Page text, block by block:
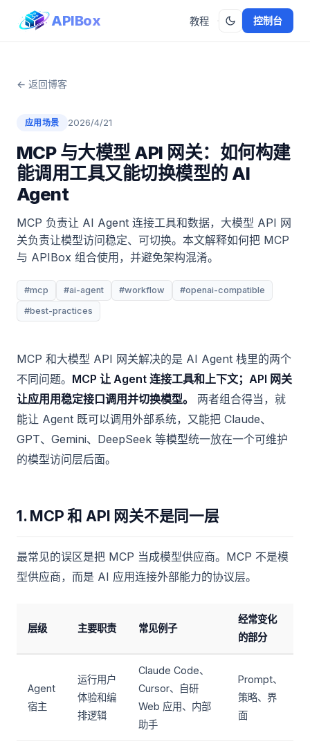
APIBox 教程 控制台
← 返回博客
应用场景 2026/4/21
MCP 与大模型 API 网关：如何构建
能调用工具又能切换模型的 AI
Agent
MCP 负责让 AI Agent 连接工具和数据，大模型 API 网
关负责让模型访问稳定、可切换。本文解释如何把 MCP
与 APIBox 组合使用，并避免架构混淆。
#mcp #ai-agent #workflow
#openai-compatible
#best-practices
MCP 和大模型 API 网关解决的是 AI Agent 栈里的两个
不同问题。 MCP 让 Agent 连接工具和上下文；API 网关
让应用用稳定接口调用并切换模型。
两者组合得当，就
能让 Agent 既可以调用外部系统，又能把 Claude、
GPT、Gemini、DeepSeek 等模型统一放在一个可维护
的模型访问层后面。
1. MCP 和 API 网关不是同一层
最常见的误区是把 MCP 当成模型供应商。MCP 不是模
型供应商，而是 AI 应用连接外部能力的协议层。
层级 主要职责 常见例子
经常变化
的部分
Agent
宿主
运行用户
体验和编
排逻辑
Claude Code、
Cursor、自研
Web 应用、内部
助手
Prompt、
策略、界
面